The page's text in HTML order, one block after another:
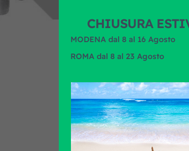
Scopri tutti i
CHIUSURA
MODENA dal 8 al 16 Agosto
ROMA dal 8 al 23 Agosto